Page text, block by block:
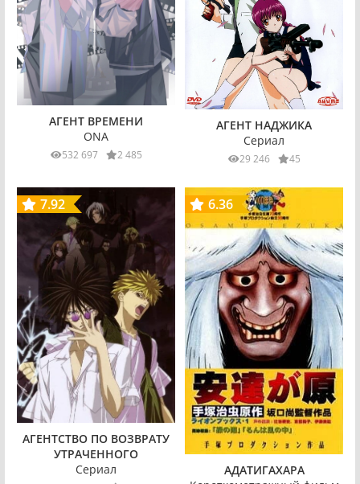
АГЕНТ ВРЕМЕНИ
ONA
532 697 2 485
АГЕНТ НАДЖИКА
Сериал
29 246 45
7.92
АГЕНТСТВО ПО ВОЗВРАТУ
УТРАЧЕННОГО
Сериал
6.36
АДАТИГАХАРА